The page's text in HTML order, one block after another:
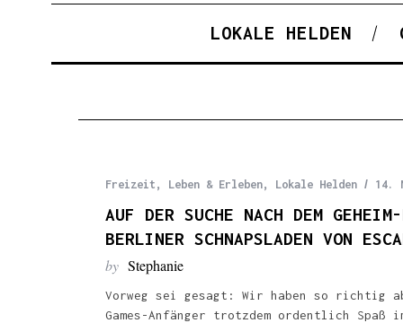
LOKALE HELDEN
Freizeit , Leben & Erleben, Lokale Helden 14.
AUF DER SUCHE NACH DEM
BERLINER SCHNAPSLADEN VON
by Stephanie
Vorweg sei gesagt: Wir haben so richtig
Games-Anfänger trotzdem ordentlich Spaß